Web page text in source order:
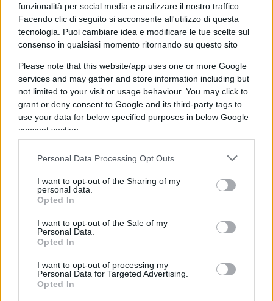
funzionalità per social media e analizzare il nostro traffico.
Facendo clic di seguito si acconsente all'utilizzo di questa
tecnologia. Puoi cambiare idea e modificare le tue scelte sul
consenso in qualsiasi momento ritornando su questo sito
Please note that this website/app uses one or more Google
services and may gather and store information including but
not limited to your visit or usage behaviour. You may click to
grant or deny consent to Google and its third-party tags to
use your data for below specified purposes in below Google
consent section.
Personal Data Processing Opt Outs
I want to opt-out of the Sharing of my
personal data.
Opted In
I want to opt-out of the Sale of my
Personal Data.
Opted In
I want to opt-out of processing my
Personal Data for Targeted Advertising.
Opted In
Il parlamentare europeo di Avsè a tutti gli
effetti un condannato. E questo, già di per sé,
dovrebbe ampiamente bastare a far scattare
di matrice grillo-comunistoide sempre pronta ad
alzare il livello dello scontro e a chiedere le
dimissioni di esponenti di forze politiche di segno
opposto, anche solo per la ricezione di un
semplicissimo avviso di garanzia. Giusto per fare
un esempio: quando la ministra Santanché è stata
chiaro) Sinistra Italiana e Fratoianni
dissero che
“chi rappresenta lo Stato non può stare in una
condizione del genere”.
Ma stavolta no, nessuno che si ponga il problema
della definitiva condanna di Lucano. Anzi, l’esatto